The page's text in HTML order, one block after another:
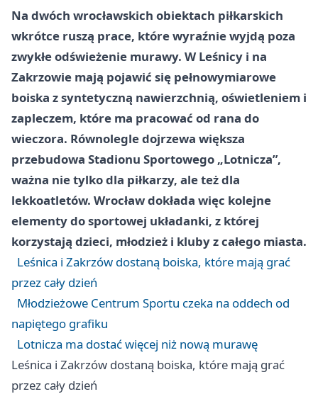
Na dwóch wrocławskich obiektach piłkarskich
wkrótce ruszą prace, które wyraźnie wyjdą poza
zwykłe odświeżenie murawy. W Leśnicy i na
Zakrzowie mają pojawić się pełnowymiarowe
boiska z syntetyczną nawierzchnią, oświetleniem i
zapleczem, które ma pracować od rana do
wieczora. Równolegle dojrzewa większa
przebudowa Stadionu Sportowego „Lotnicza”,
ważna nie tylko dla piłkarzy, ale też dla
lekkoatletów. Wrocław dokłada więc kolejne
elementy do sportowej układanki, z której
korzystają dzieci, młodzież i kluby z całego miasta.
Leśnica i Zakrzów dostaną boiska, które mają grać
przez cały dzień
Młodzieżowe Centrum Sportu czeka na oddech od
napiętego grafiku
Lotnicza ma dostać więcej niż nową murawę
Leśnica i Zakrzów dostaną boiska, które mają grać
przez cały dzień